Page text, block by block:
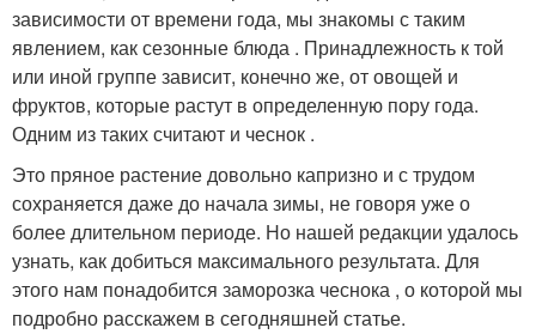
зависимости от времени года, мы знакомы с таким
явлением, как сезонные блюда . Принадлежность к той
или иной группе зависит, конечно же, от овощей и
фруктов, которые растут в определенную пору года.
Одним из таких считают и чеснок .
Это пряное растение довольно капризно и с трудом
сохраняется даже до начала зимы, не говоря уже о
более длительном периоде. Но нашей редакции удалось
узнать, как добиться максимального результата. Для
этого нам понадобится заморозка чеснока , о которой мы
подробно расскажем в сегодняшней статье.